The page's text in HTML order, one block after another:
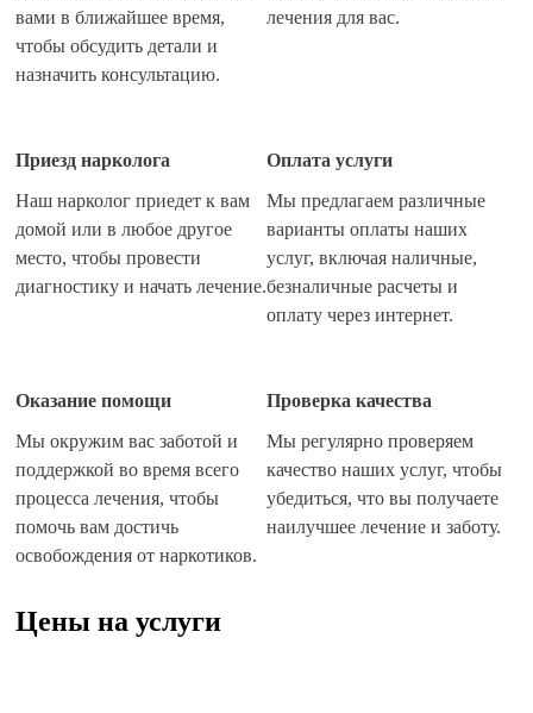
клинике
Часто задаваемые вопросы
вами в ближайшее время,
чтобы обсудить детали и
назначить консультацию.
лечения для вас.
Приезд нарколога
Наш нарколог приедет к вам
домой или в любое другое
место, чтобы провести
диагностику и начать лечение.
Оплата услуги
Мы предлагаем различные
варианты оплаты наших
услуг, включая наличные,
безналичные расчеты и
оплату через интернет.
Оказание помощи
Мы окружим вас заботой и
поддержкой во время всего
процесса лечения, чтобы
помочь вам достичь
освобождения от наркотиков.
Проверка качества
Мы регулярно проверяем
качество наших услуг, чтобы
убедиться, что вы получаете
наилучшее лечение и заботу.
Цены на услуги